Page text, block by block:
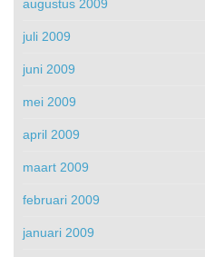
augustus 2009
juli 2009
juni 2009
mei 2009
april 2009
maart 2009
februari 2009
januari 2009